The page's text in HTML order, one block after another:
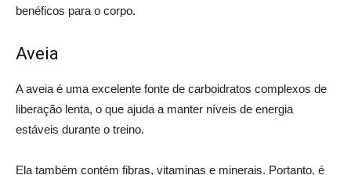
benéficos para o corpo.
Aveia
A aveia é uma excelente fonte de carboidratos complexos de
liberação lenta, o que ajuda a manter níveis de energia
estáveis durante o treino.
Ela também contém fibras, vitaminas e minerais. Portanto, é